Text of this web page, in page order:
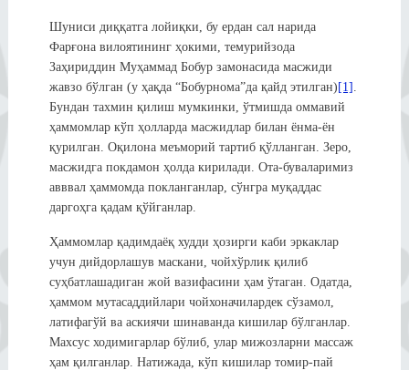
Шуниси диққатга лойиқки, бу ердан сал нарида
Фарғона вилоятининг ҳокими, темурийзода
Заҳириддин Муҳаммад Бобур замонасида масжиди
жавзо бўлган (у ҳақда “Бобурнома”да қайд этилган) [1]
Бундан тахмин қилиш мумкинки, ўтмишда оммавий
ҳаммомлар кўп ҳолларда масжидлар билан ёнма-ён
қурилган. Оқилона меъморий тартиб қўлланган. Зеро,
масжидга покдамон ҳолда кирилади. Ота-буваларимиз
авввал ҳаммомда покланганлар, сўнгра муқаддас
даргоҳга қадам қўйганлар.
Ҳаммомлар қадимдаёқ худди ҳозирги каби эркаклар
учун дийдорлашув маскани, чойхўрлик қилиб
суҳбатлашадиган жой вазифасини ҳам ўтаган. Одатда,
ҳаммом мутасаддийлари чойхоначилардек сўзамол,
латифагўй ва аскиячи шинаванда кишилар бўлганлар.
Махсус ходимигарлар бўлиб, улар мижозларни массаж
ҳам қилганлар. Натижада, кўп кишилар томир-пай